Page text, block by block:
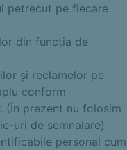
petrecut pe fiecare
din funcția de
și reclamelor pe
conform
(În prezent nu folosim
uri de semnalare)
personal cum